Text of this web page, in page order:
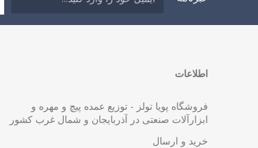
اطلاعات
فروشگاه پویا تولز - توزیع عمده پیچ و مهره و
ابزارآلات صنعتی در آذربایجان و شمال غرب کشور
خرید و ارسال